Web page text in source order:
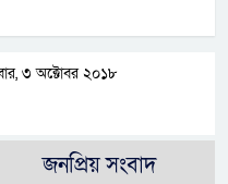
৩ অক্টোবর ২০১৮
জনপ্রিয় সংবাদ